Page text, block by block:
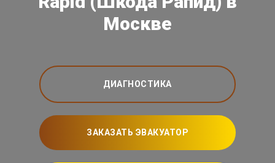
Москве
ДИАГНОСТИКА
ЗАКАЗАТЬ ЭВАКУАТОР